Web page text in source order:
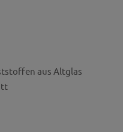
aus Altglas